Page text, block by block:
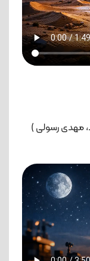
مهدی رسولی )